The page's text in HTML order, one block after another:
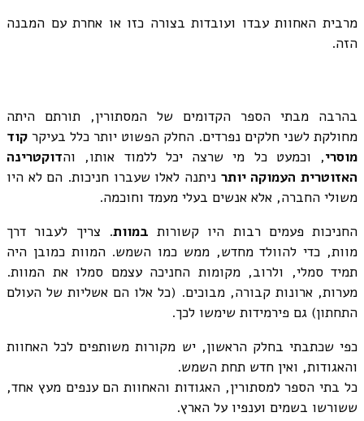
מרבית האחוות עבדו ועובדות בצורה כזו או אחרת עם המבנה
הזה.
בהרבה מבתי הספר הקדומים של המסתורין, תורתם היתה
מחולקת לשני חלקים נפרדים. החלק הפשוט יותר כלל בעיקר קוד
מוסרי, וכמעט כל מי שרצה יכל ללמוד אותו, והדוקטרינה
האזוטרית העמוקה יותר ניתנה לאלו שעברו חניכות. הם לא היו
משולי החברה, אלא אנשים בעלי מעמד וחוכמה.
החניכות פעמים רבות היו קשורות במוות. צריך לעבור דרך
מוות, כדי להוולד מחדש, ממש כמו השמש. המוות כמובן היה
תמיד סמלי, ולרוב, מקומות החניכה עצמם סמלו את המוות.
מערות, ארונות קבורה, מבוכים. (כל אלו הם אשליות של העולם
התחתון) גם פירמידות שימשו לכך.
כפי שכתבתי בחלק הראשון, יש מקורות משותפים לכל האחוות
והאגודות, ואין חדש תחת השמש.
כל בתי הספר למסתורין, האגודות והאחוות הם ענפים מעץ אחד,
ששורשו בשמים וענפיו על הארץ.